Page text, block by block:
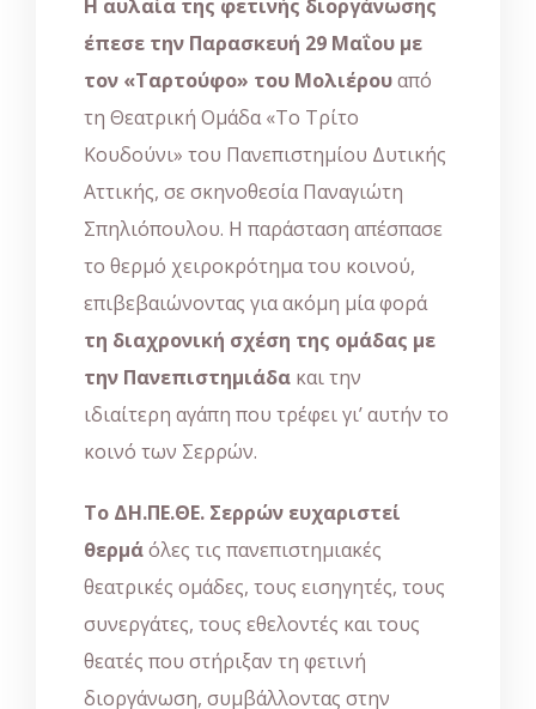
Η αυλαία της φετινής διοργάνωσης
έπεσε την Παρασκευή 29 Μαΐου με
τον «Ταρτούφο» του Μολιέρουαπό
τη Θεατρική Ομάδα «Το Τρίτο
Κουδούνι» του Πανεπιστημίου Δυτικής
Αττικής, σε σκηνοθεσία Παναγιώτη
Σπηλιόπουλου. Η παράσταση απέσπασε
το θερμό χειροκρότημα του κοινού,
επιβεβαιώνοντας για ακόμη μία φορά
τη διαχρονική σχέση της ομάδας με
την Πανεπιστημιάδα και την
ιδιαίτερη αγάπη που τρέφει γι’ αυτήν το
κοινό των Σερρών.
Το ΔΗ.ΠΕ.ΘΕ. Σερρών ευχαριστεί
θερμάόλες τις πανεπιστημιακές
θεατρικές ομάδες, τους εισηγητές, τους
συνεργάτες, τους εθελοντές και τους
θεατές που στήριξαν τη φετινή
διοργάνωση, συμβάλλοντας στην